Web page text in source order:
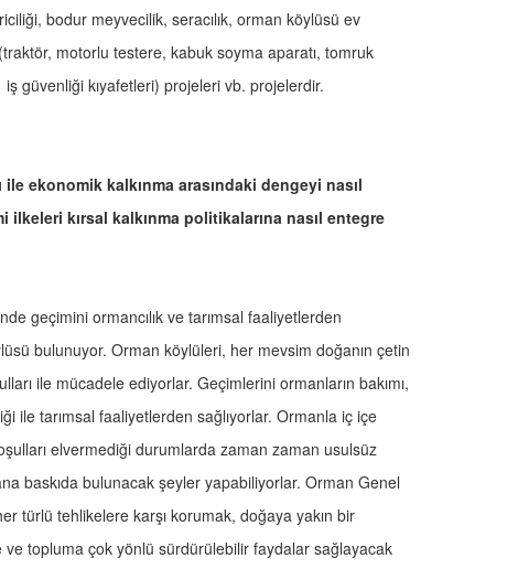
bodur meyvecilik, seracılık, orman köylüsü ev
motorlu testere, kabuk soyma aparatı, tomruk
güvenliği kıyafetleri) projeleri vb. projelerdir.
ile ekonomik kalkınma arasındaki dengeyi nasıl
kırsal kalkınma politikalarına nasıl entegre
geçimini ormancılık ve tarımsal faaliyetlerden
bulunuyor. Orman köylüleri, her mevsim doğanın çetin
ile mücadele ediyorlar. Geçimlerini ormanların bakımı,
ile tarımsal faaliyetlerden sağlıyorlar. Ormanla iç içe
elvermediği durumlarda zaman zaman usulsüz
baskıda bulunacak şeyler yapabiliyorlar. Orman Genel
türlü tehlikelere karşı korumak, doğaya yakın bir
topluma çok yönlü sürdürülebilir faydalar sağlayacak